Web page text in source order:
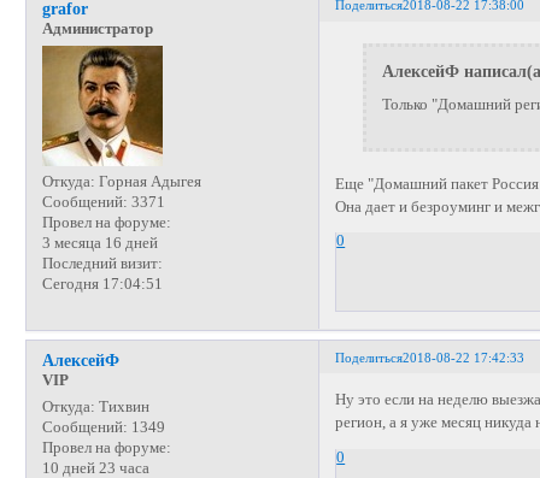
Поделиться2018-08-22 17:38:00
grafor
Администратор
Откуда: Горная Адыгея
Сообщений: 3371
Провел на форуме:
3 месяца 16 дней
Последний визит:
Сегодня 17:04:51
АлексейФ
Только "Домашний
Еще "Домашний пакет
Она дает и безроуминг и
0
Поделиться2018-08-22 17:42:33
АлексейФ
VIP
Откуда: Тихвин
Сообщений: 1349
Провел на форуме:
10 дней 23 часа
Ну это если на неделю
регион, а я уже месяц никуда
0